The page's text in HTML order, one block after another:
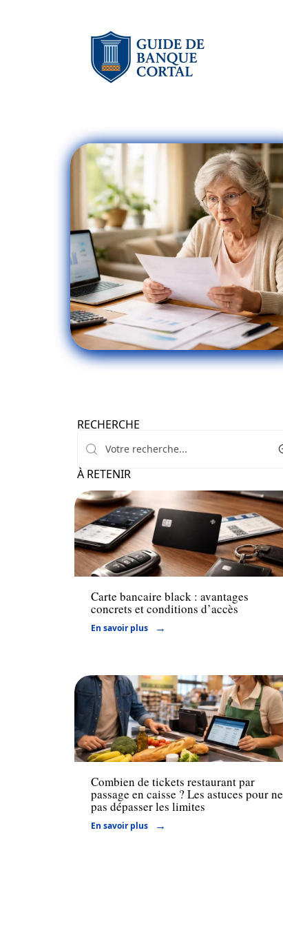
RECHERCHE
À RETENIR
Financement
Carte bancaire black : avantages
concrets et conditions d’accès
En savoir plus
Assurance
Combien de tickets restaurant par
passage en caisse ? Les astuces pour ne
pas dépasser les limites
En savoir plus